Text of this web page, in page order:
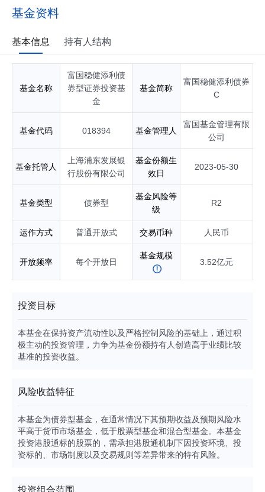
金经理；自2025年11月起任富国稳健添利债券型证券投资基金
基金经理；自2025年11月起任富国兴享回报6个月持有期混合
券型证券投资基金基金经理；具有基金从业资格。
基金资料
基本信息 持有人结构
基金名称
富国稳健添利债
券型证券投资基
金
基金简称
富国稳健添利债券
C
基金代码 018394 基金管理人
富国基金管理有限
公司
基金托管人
上海浦东发展银
行股份有限公司
基金份额生
效日
2023-05-30
基金类型 债券型
基金风险等
级
R2
运作方式 普通开放式 交易币种 人民币
开放频率 每个开放日
基金规模
3.52亿元
投资目标
本基金在保持资产流动性以及严格控制风险的基础上，通过积
极主动的投资管理，力争为基金份额持有人创造高于业绩比较
基准的投资收益。
风险收益特征
本基金为债券型基金，在通常情况下其预期收益及预期风险水
平高于货币市场基金，低于股票型基金和混合型基金。本基金
投资港股通标的股票的，需承担港股通机制下因投资环境、投
资标的、市场制度以及交易规则等差异带来的特有风险。
投资组合范围